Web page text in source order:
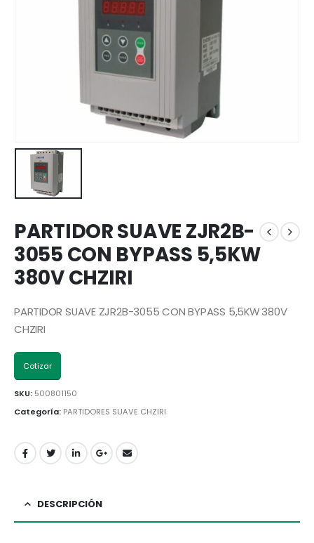
PARTIDOR SUAVE ZJR2B-
3055 CON BYPASS 5,5KW
380V CHZIRI
PARTIDOR SUAVE ZJR2B-3055 CON BYPASS 5,5KW 380V
CHZIRI
Cotizar
SKU: 500801150
Categoría: PARTIDORES SUAVE CHZIRI
DESCRIPCIÓN